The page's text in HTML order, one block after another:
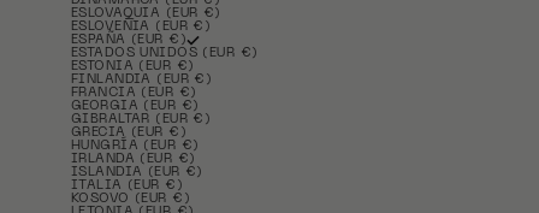
ESLOVAQUIA (EUR €)
ESLOVENIA (EUR €)
ESPAÑA (EUR €)
ESTADOS UNIDOS (EUR €)
ESTONIA (EUR €)
FINLANDIA (EUR €)
FRANCIA (EUR €)
GEORGIA (EUR €)
GIBRALTAR (EUR €)
GRECIA (EUR €)
HUNGRÍA (EUR €)
IRLANDA (EUR €)
ISLANDIA (EUR €)
ITALIA (EUR €)
KOSOVO (EUR €)